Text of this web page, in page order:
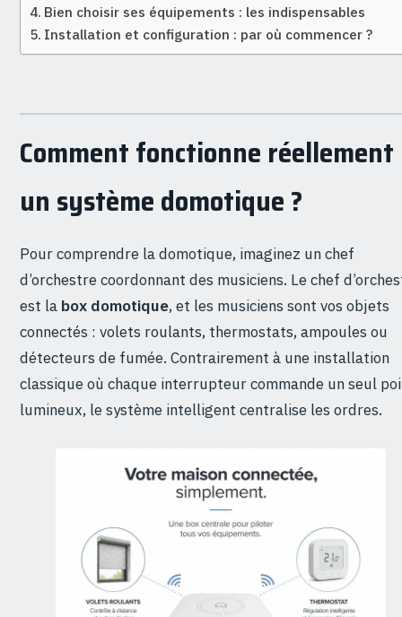
Bien choisir ses équipements : les indispensables
Installation et configuration : par où commencer ?
Comment fonctionne réellement
un système domotique ?
Pour comprendre la domotique, imaginez un chef
d’orchestre coordonnant des musiciens. Le chef
est la box domotique, et les musiciens sont vos objets
connectés : volets roulants, thermostats, ampoules ou
détecteurs de fumée. Contrairement à une installation
classique où chaque interrupteur commande un seul
lumineux, le système intelligent centralise les ordres.